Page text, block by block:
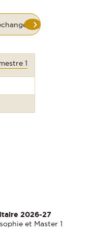
1
2026-27
et Master 1